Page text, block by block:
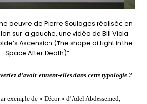
oeuvre de Pierre Soulages réalisée en
sur la gauche, une vidéo de Bill Viola
Ascension (The shape of Light in the
Space After Death)”
d’avoir entrent-elles dans cette typologie ?
exemple de « Décor » d’Adel Abdessemed,